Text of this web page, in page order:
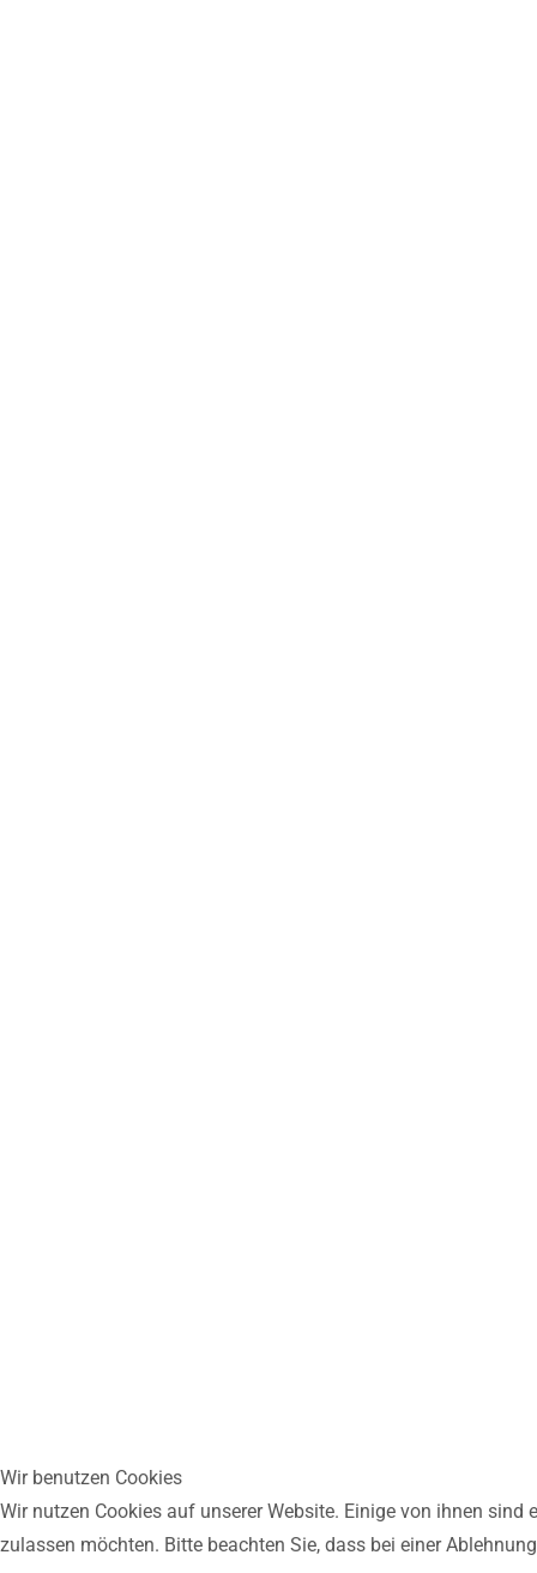
Wir benutzen Cookies
Wir nutzen Cookies auf unserer Website. Einige von ihnen
zulassen möchten. Bitte beachten Sie, dass bei einer